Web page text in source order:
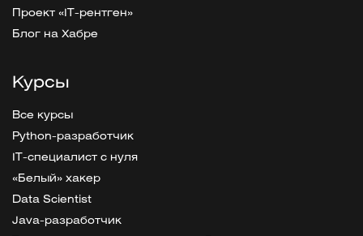
Проект «IT-рентген»
Блог на Хабре
Курсы
Все курсы
Python-разработчик
IT-специалист с нуля
«Белый» хакер
Data Scientist
Java-разработчик